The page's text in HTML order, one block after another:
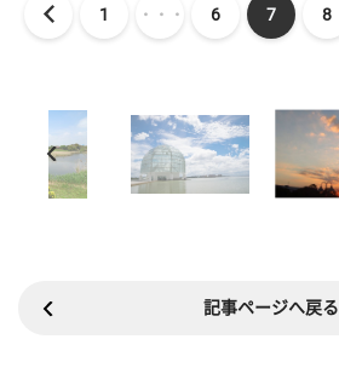
1 ・・・ 6 7 8
記事ページへ戻る